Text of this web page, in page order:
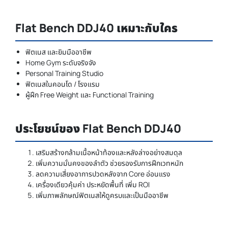
Flat Bench DDJ40 เหมาะกับใคร
ฟิตเนส และยิมมืออาชีพ
Home Gym ระดับจริงจัง
Personal Training Studio
ฟิตเนสในคอนโด / โรงแรม
ผู้ฝึก Free Weight และ Functional Training
ประโยชน์ของ Flat Bench DDJ40
เสริมสร้างกล้ามเนื้อหน้าท้องและหลังล่างอย่างสมดุล
เพิ่มความมั่นคงของลำตัว ช่วยรองรับการฝึกเวทหนัก
ลดความเสี่ยงอาการปวดหลังจาก Core อ่อนแรง
เครื่องเดียวคุ้มค่า ประหยัดพื้นที่ เพิ่ม ROI
เพิ่มภาพลักษณ์ฟิตเนสให้ดูครบและเป็นมืออาชีพ